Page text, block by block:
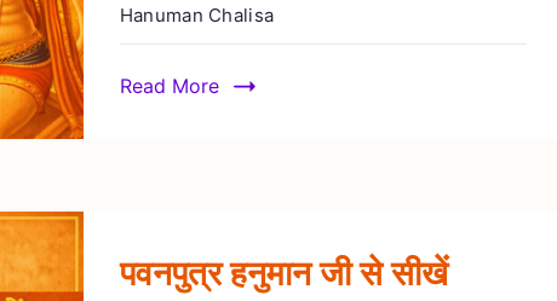
Hanuman Chalisa
Read More
पवनपुत्र हनुमान जी से सीखें